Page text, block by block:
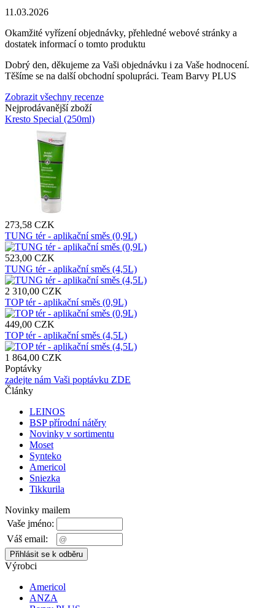
11.03.2026
Okamžité vyřízení objednávky, přehledné webové stránky a
dostatek informací o tomto produktu
Dobrý den, děkujeme za Vaši objednávku i za Vaše hodnocení.
Těšíme se na další obchodní spolupráci. Team Barvy PLUS
Zobrazit všechny recenze
Nejprodávanější zboží
Kresto Special (250ml)
273,58 CZK
TUNG tér - aplikační směs (0,9L)
523,00 CZK
TUNG tér - aplikační směs (4,5L)
2 310,00 CZK
TOP tér - aplikační směs (0,9L)
449,00 CZK
TOP tér - aplikační směs (4,5L)
1 864,00 CZK
Poptávky
zadejte nám Vaši poptávku ZDE
Články
LEINOS
BSP přírodní nátěry
Novinky v sortimentu
Moset
Synteko
Americol
Sniezka
Tikkurila
Novinky mailem
Vaše jméno:
Váš email:
Výrobci
Americol
ANZA